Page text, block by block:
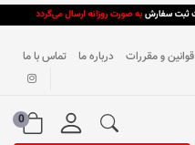
قوانین و مقررات درباره ما تماس با ما
0